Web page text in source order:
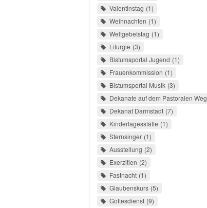
Valentinstag 1
Weihnachten 1
Weltgebetstag 1
Liturgie 3
Bistumsportal Jugend 1
Frauenkommission 1
Bistumsportal Musik 3
Dekanate auf dem Pastoralen Weg
Dekanat Darmstadt 7
Kindertagesstätte 1
Sternsinger 1
Ausstellung 2
Exerzitien 2
Fastnacht 1
Glaubenskurs 5
Gottesdienst 9